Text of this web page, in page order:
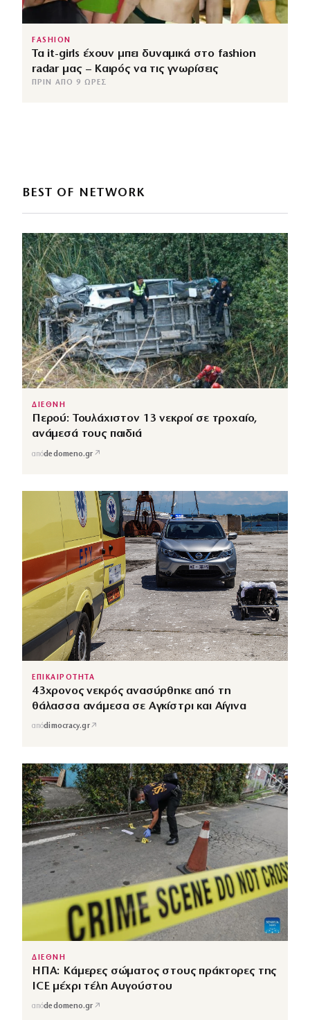
FASHION
Τα it-girls έχουν μπει δυναμικά στο fashion
radar μας – Καιρός να τις γνωρίσεις
ΠΡΙΝ ΑΠΌ 9 ΏΡΕΣ
BEST OF NETWORK
ΔΙΕΘΝΗ
Περού: Τουλάχιστον 13 νεκροί σε τροχαίο,
ανάμεσά τους παιδιά
απόdedomeno.gr ↗
ΕΠΙΚΑΙΡΟΤΗΤΑ
43χρονος νεκρός ανασύρθηκε από τη
θάλασσα ανάμεσα σε Αγκίστρι και Αίγινα
απόdimocracy.gr↗
ΔΙΕΘΝΗ
ΗΠΑ: Κάμερες σώματος στους πράκτορες της
ICE μέχρι τέλη Αυγούστου
απόdedomeno.gr ↗